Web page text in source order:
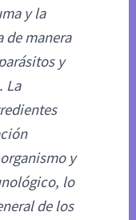
y la
de manera
y
La
y
lo
de los